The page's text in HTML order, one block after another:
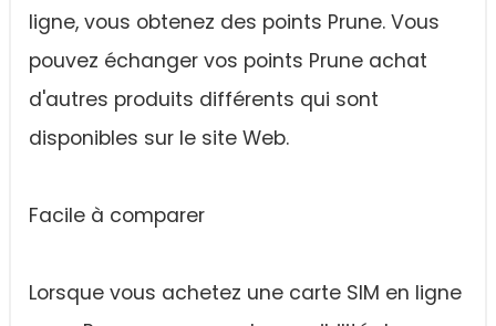
ligne, vous obtenez des points Prune. Vous
pouvez échanger vos points Prune achat
d'autres produits différents qui sont
disponibles sur le site Web.
Facile à comparer
Lorsque vous achetez une carte SIM en ligne